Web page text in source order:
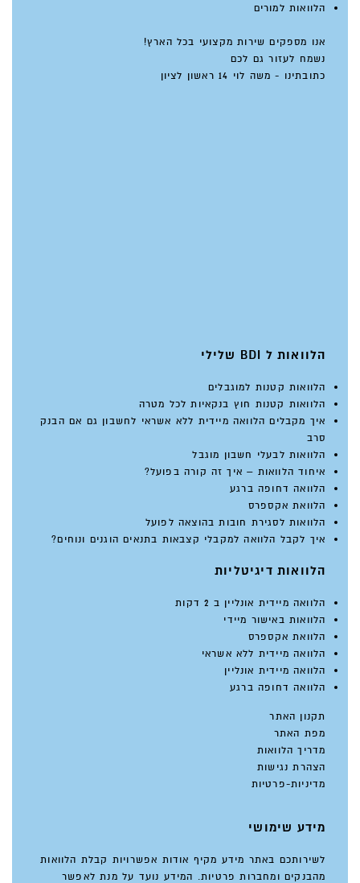
הלוואות למורים
אנו מספקים שירות מקצועי בכל הארץ!
נשמח לעזור גם לכם
כתובתינו - משה לוי 14 ראשון לציון
הלוואות ל BDI שלילי
הלוואות קטנות למוגבלים
הלוואות קטנות חוץ בנקאיות לכל מטרה
איך מקבלים הלוואה מיידית ללא אשראי לחשבון גם אם הבנק
סרב
הלוואות לבעלי חשבון מוגבל
איחוד הלוואות – איך זה קורה בפועל?
הלוואה דחופה ברגע
הלוואת אקספרס
הלוואות לסגירת חובות בהוצאה לפועל
איך לקבל הלוואה למקבלי קצבאות בתנאים הוגנים ונוחים?
הלוואות דיגיטליות
הלוואה מיידית אונליין ב 2 דקות
הלוואות באישור מיידי
הלוואת אקספרס
הלוואה מיידית ללא אשראי
הלוואה מיידית אונליין
הלוואה דחופה ברגע
תקנון האתר
מפת האתר
מדריך הלוואות
הצהרת נגישות
מדיניות-פרטיות
מידע שימושי
לשירותכם באתר מידע מקיף אודות אפשרויות קבלת הלוואות
מהבנקים ומחברות פרטיות. המידע נועד על מנת לאפשר